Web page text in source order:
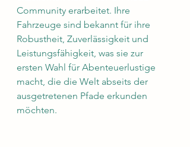
Community erarbeitet. Ihre
Fahrzeuge sind bekannt für ihre
Robustheit, Zuverlässigkeit und
Leistungsfähigkeit, was sie zur
ersten Wahl für Abenteuerlustige
macht, die die Welt abseits der
ausgetretenen Pfade erkunden
möchten.